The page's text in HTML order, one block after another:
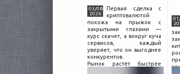
03/08
2026
Первая сделка с
криптовалютой
похожа на прыжок с
закрытыми глазами —
курс скачет, а вокруг куча
сервисов, каждый
уверяет, что он выгоднее
конкурентов.
Рынок растёт быстрее